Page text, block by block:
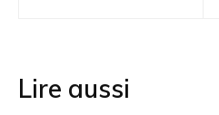
Lire aussi